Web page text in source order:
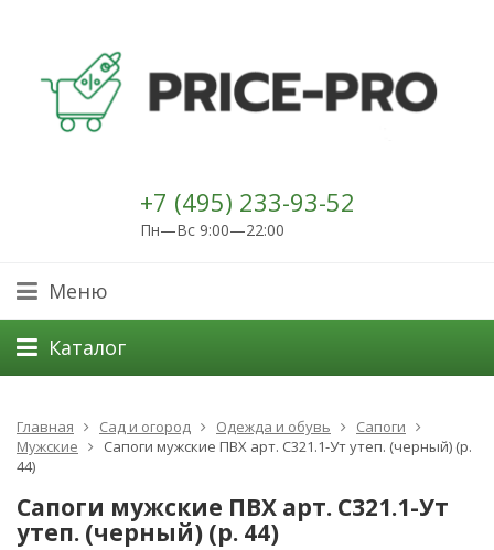
+7 (495) 233-93-52
Пн—Вс 9:00—22:00
Меню
Каталог
Главная Сад и огород Одежда и обувь
Сапоги
Мужские
Сапоги мужские ПВХ арт. С321.1-Ут утеп. (черный) (р.
44)
Сапоги мужские ПВХ арт. С321.1-Ут
утеп. (черный) (р. 44)